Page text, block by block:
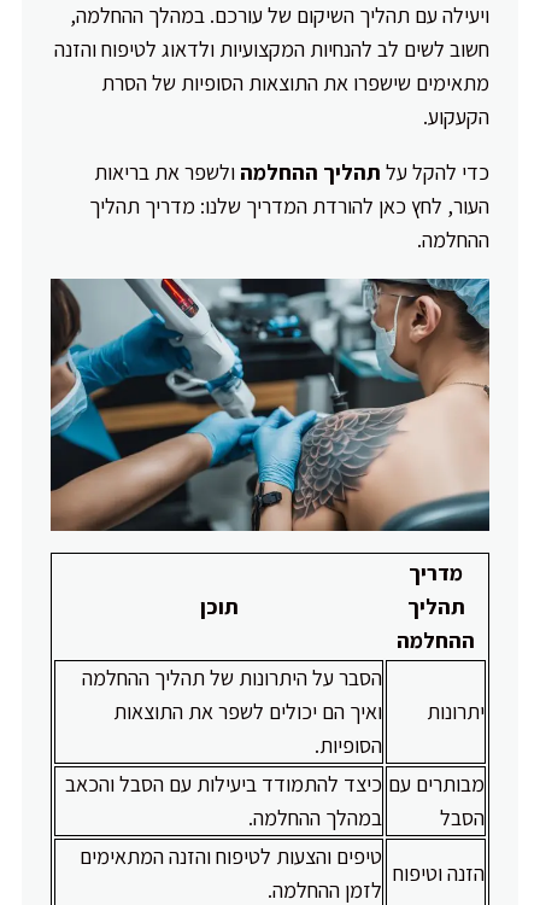
ויעילה עם תהליך השיקום של עורכם. במהלך ההחלמה,
חשוב לשים לב להנחיות המקצועיות ולדאוג לטיפוח והזנה
מתאימים שישפרו את התוצאות הסופיות של הסרת
הקעקוע.
כדי להקל על תהליך ההחלמה ולשפר את בריאות
העור, לחץ כאן להורדת המדריך שלנו: מדריך תהליך
ההחלמה.
מדריך
תהליך
ההחלמה
תוכן
יתרונות
הסבר על היתרונות של תהליך ההחלמה
ואיך הם יכולים לשפר את התוצאות
הסופיות.
מבותרים עם
הסבל
כיצד להתמודד ביעילות עם הסבל והכאב
במהלך ההחלמה.
הזנה וטיפוח
טיפים והצעות לטיפוח והזנה המתאימים
לזמן ההחלמה.